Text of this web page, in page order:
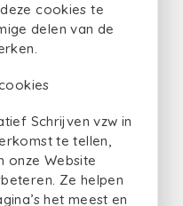
cookies te
delen van de
Schrijven vzw in
te tellen,
onze Website
Ze helpen
het meest en